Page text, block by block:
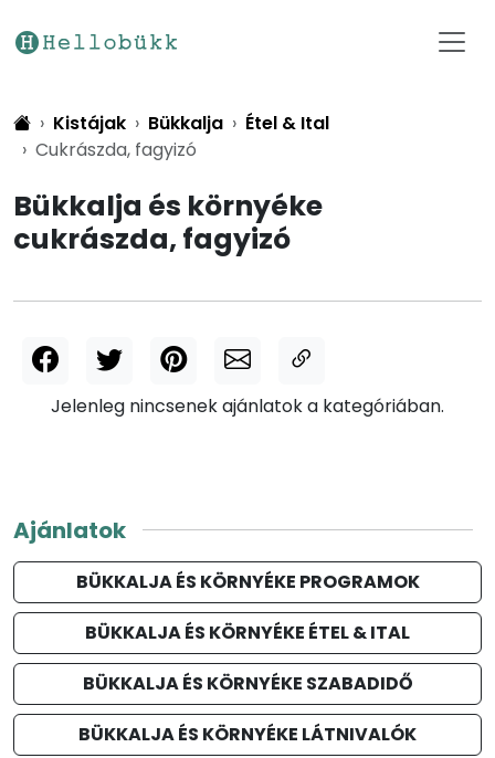
Kistájak Bükkalja
Étel & Ital
Cukrászda, fagyizó
Bükkalja és környéke
cukrászda, fagyizó
Jelenleg nincsenek ajánlatok a kategóriában.
Ajánlatok
BÜKKALJA ÉS KÖRNYÉKE PROGRAMOK
BÜKKALJA ÉS KÖRNYÉKE ÉTEL & ITAL
BÜKKALJA ÉS KÖRNYÉKE SZABADIDŐ
BÜKKALJA ÉS KÖRNYÉKE LÁTNIVALÓK